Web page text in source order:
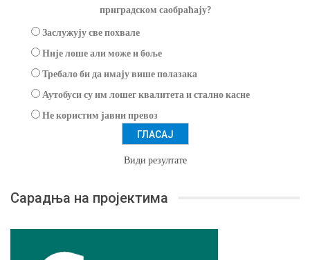
приградском саобраћају?
Заслужују све похвале
Није лоше али може и боље
Требало би да имају више полазака
Аутобуси су им лошег квалитета и стално касне
Не користим јавни превоз
Види резултате
Сарадња на пројектима